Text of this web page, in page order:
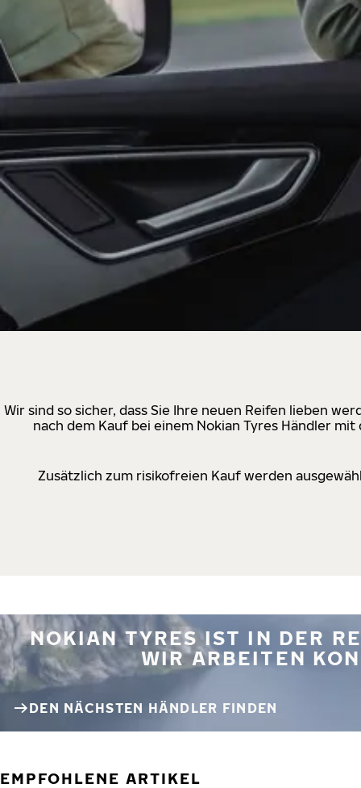
Wir sind so sicher, dass Sie Ihre neuen Reifen lieben
nach dem Kauf bei einem Nokian Tyres Händler
Zusätzlich zum risikofreien Kauf werden
NOKIAN TYRES IST IN DER
WIR ARBEITEN
DEN NÄCHSTEN HÄNDLER FINDEN
EMPFOHLENE ARTIKEL